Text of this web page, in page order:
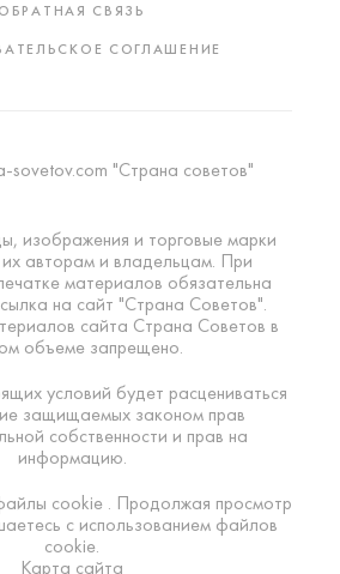
ОБРАТНАЯ СВЯЗЬ
СОГЛАШЕНИЕ
"Страна советов"
изображения и торговые марки
авторам и владельцам. При
материалов обязательна
на сайт "Страна Советов".
сайта Страна Советов в
объеме запрещено.
условий будет расцениваться
защищаемых законом прав
собственности и прав на
информацию.
cookie . Продолжая просмотр
с использованием файлов
cookie.
Карта сайта